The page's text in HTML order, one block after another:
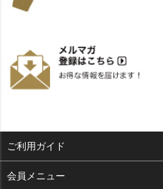
ご利用ガイド
よくある質問
会員メニュー